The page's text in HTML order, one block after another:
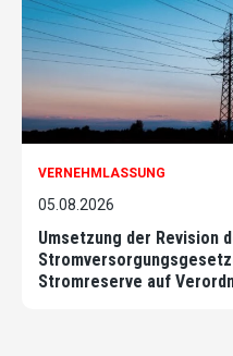
VERNEHMLASSUNG
05.08.2026
Umsetzung der Revision
Stromreserve auf